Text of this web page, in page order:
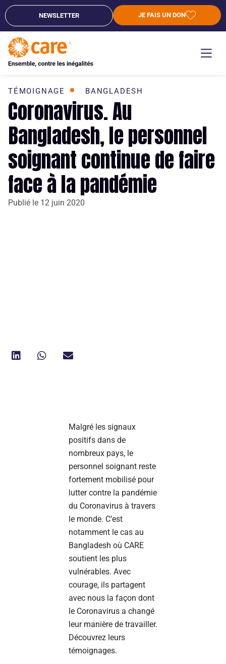
NEWSLETTER JE FAIS UN DON
TÉMOIGNAGE BANGLADESH
Coronavirus. Au
Bangladesh, le personnel
soignant continue de faire
face à la pandémie
Publié le 12 juin 2020
Malgré les signaux
positifs dans de
nombreux pays, le
personnel soignant reste
fortement mobilisé pour
lutter contre la pandémie
du Coronavirus à travers
le monde. C’est
notamment le cas au
Bangladesh où CARE
soutient les plus
vulnérables. Avec
courage, ils partagent
avec nous la façon dont
le Coronavirus a changé
leur manière de travailler.
Découvrez leurs
témoignages.